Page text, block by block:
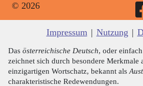
© 2026
Impressum | Nutzung |
Das österreichische Deutsch, oder einfach
zeichnet sich durch besondere Merkmale
einzigartigen Wortschatz, bekannt als
charakteristische Redewendungen.